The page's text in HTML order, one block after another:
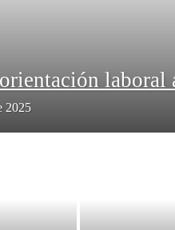
laboral
2025